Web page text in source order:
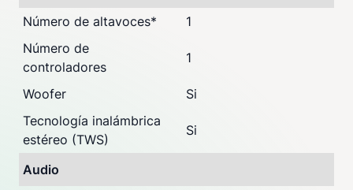
Número de altavoces*
1
Número de
controladores
1
Woofer
Si
Tecnología inalámbrica
estéreo (TWS)
Si
Audio